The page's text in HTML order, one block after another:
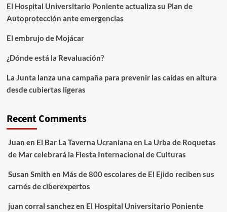
El Hospital Universitario Poniente actualiza su Plan de
Autoprotección ante emergencias
El embrujo de Mojácar
¿Dónde está la Revaluación?
La Junta lanza una campaña para prevenir las caídas en altura
desde cubiertas ligeras
Recent Comments
Juan en El Bar La Taverna Ucraniana en La Urba de Roquetas
de Mar celebrará la Fiesta Internacional de Culturas
Susan Smith en Más de 800 escolares de El Ejido reciben sus
carnés de ciberexpertos
juan corral sanchezen El Hospital Universitario Poniente